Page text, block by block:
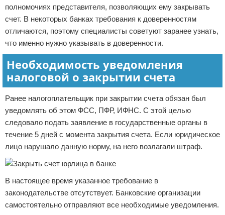
полномочиях представителя, позволяющих ему закрывать
счет. В некоторых банках требования к доверенностям
отличаются, поэтому специалисты советуют заранее узнать,
что именно нужно указывать в доверенности.
Необходимость уведомления
налоговой о закрытии счета
Ранее налогоплательщик при закрытии счета обязан был
уведомлять об этом ФСС, ПФР, ИФНС. С этой целью
следовало подать заявление в государственные органы в
течение 5 дней с момента закрытия счета. Если юридическое
лицо нарушало данную норму, на него возлагали штраф.
В настоящее время указанное требование в
законодательстве отсутствует. Банковские организации
самостоятельно отправляют все необходимые уведомления.